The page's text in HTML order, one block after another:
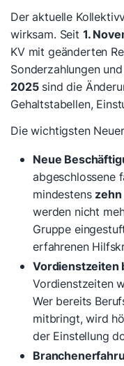
Der aktuelle
wirksam. Seit 1.
KV mit geänderten
Sonderzahlungen
2025sind die
Gehaltstabellen,
Die wichtigsten
Neue
abgeschlossene
mindestens
werden nicht
Gruppe
erfahrenen
Vordienstzeiten
Vordienstzeiten
Wer bereits
mitbringt, wird
der Einstellung